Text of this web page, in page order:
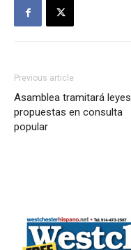
Previous article
Asamblea tramitará leyes
propuestas en consulta
popular